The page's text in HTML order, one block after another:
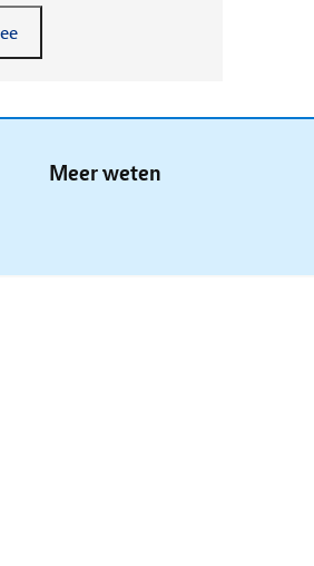
Meer weten